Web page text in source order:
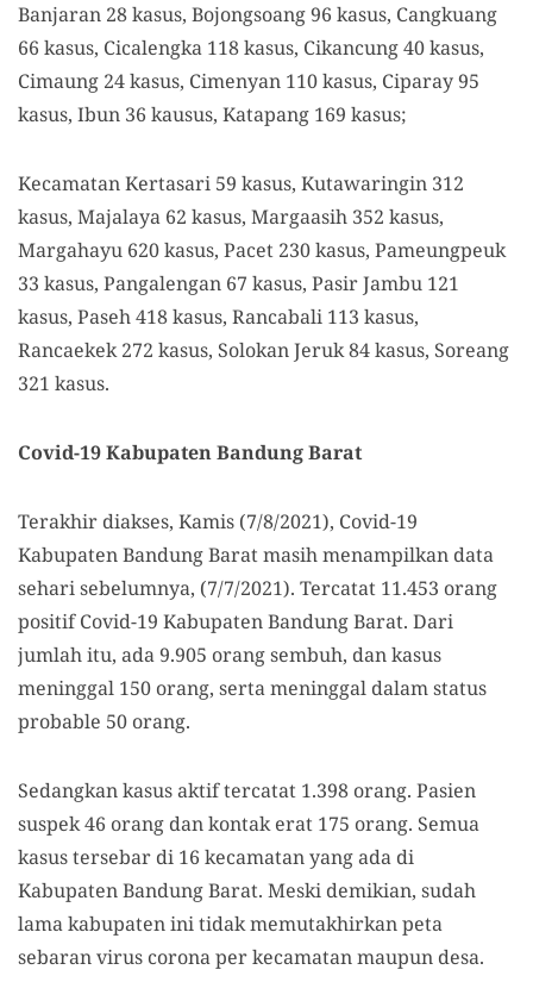
Banjaran 28 kasus, Bojongsoang 96 kasus, Cangkuang
66 kasus, Cicalengka 118 kasus, Cikancung 40 kasus,
Cimaung 24 kasus, Cimenyan 110 kasus, Ciparay 95
kasus, Ibun 36 kausus, Katapang 169 kasus;
Kecamatan Kertasari 59 kasus, Kutawaringin 312
kasus, Majalaya 62 kasus, Margaasih 352 kasus,
Margahayu 620 kasus, Pacet 230 kasus, Pameungpeuk
33 kasus, Pangalengan 67 kasus, Pasir Jambu 121
kasus, Paseh 418 kasus, Rancabali 113 kasus,
Rancaekek 272 kasus, Solokan Jeruk 84 kasus, Soreang
321 kasus.
Covid-19 Kabupaten Bandung Barat
Terakhir diakses, Kamis (7/8/2021), Covid-19
Kabupaten Bandung Barat masih menampilkan data
sehari sebelumnya, (7/7/2021). Tercatat 11.453 orang
positif Covid-19 Kabupaten Bandung Barat. Dari
jumlah itu, ada 9.905 orang sembuh, dan kasus
meninggal 150 orang, serta meninggal dalam status
probable 50 orang.
Sedangkan kasus aktif tercatat 1.398 orang. Pasien
suspek 46 orang dan kontak erat 175 orang. Semua
kasus tersebar di 16 kecamatan yang ada di
Kabupaten Bandung Barat. Meski demikian, sudah
lama kabupaten ini tidak memutakhirkan peta
sebaran virus corona per kecamatan maupun desa.